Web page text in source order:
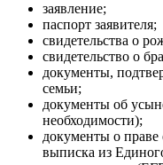
заявление;
паспорт заявителя;
свидетельства о
свидетельство о
документы,
семьи;
документы об
необходимости);
документы о
выписка из